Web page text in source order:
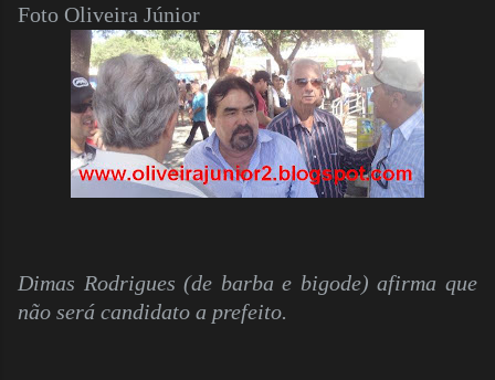
Foto Oliveira Júnior
Dimas Rodrigues (de barba e bigode) afirma que
não será candidato a prefeito.